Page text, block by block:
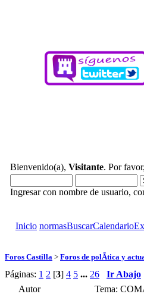
Bienvenido(a), Visitante. Por favor,
Ingresar con nombre de usuario,
Inicio normasBuscarCalendario
Foros Castilla > Foros de polÃ­tica y
Páginas: 1 2 [3] 4 5 ... 26
Ir Abajo
Autor
Tema: